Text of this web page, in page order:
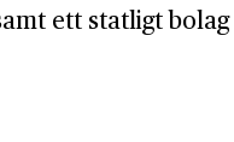
ett statligt bolag